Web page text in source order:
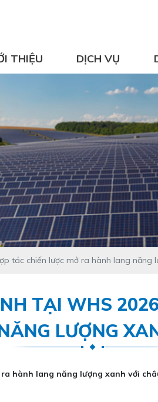
THIỆU DỊCH VỤ
tác chiến lược mở ra hành lang năng
TẠI WHS
LƯỢNG
hành lang năng lượng xanh với